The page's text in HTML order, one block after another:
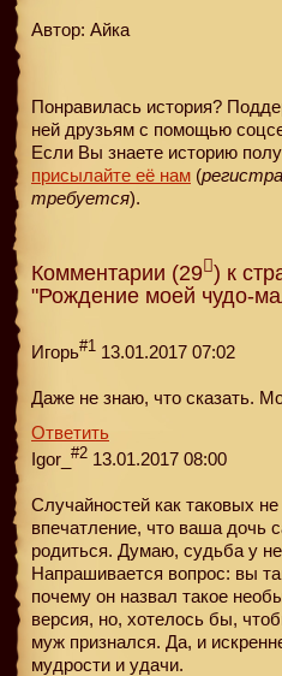
Автор: Айка
Понравилась история?
ней друзьям с помощью
Если Вы знаете историю
присылайте её нам (
требуется).
Комментарии (29 ) к
"Рождение моей чудо-
Игорь#1 13.01.2017 07:02
Даже не знаю, что сказать.
Ответить
Igor_ #2 13.01.2017 08:00
Случайностей как таковых
впечатление, что ваша дочь
родиться. Думаю, судьба у
Напрашивается вопрос: вы
почему он назвал такое
версия, но, хотелось бы,
муж признался. Да, и
мудрости и удачи.